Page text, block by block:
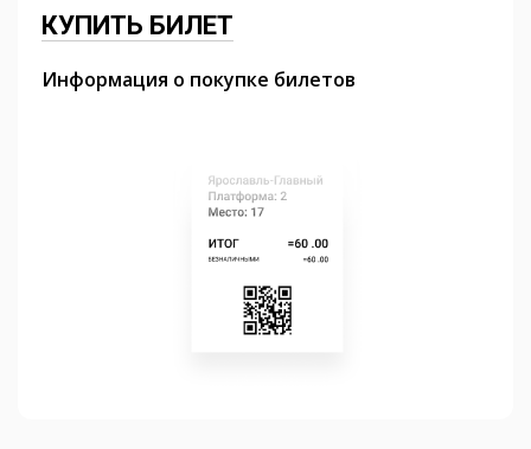
КУПИТЬ БИЛЕТ
Информация о покупке билетов